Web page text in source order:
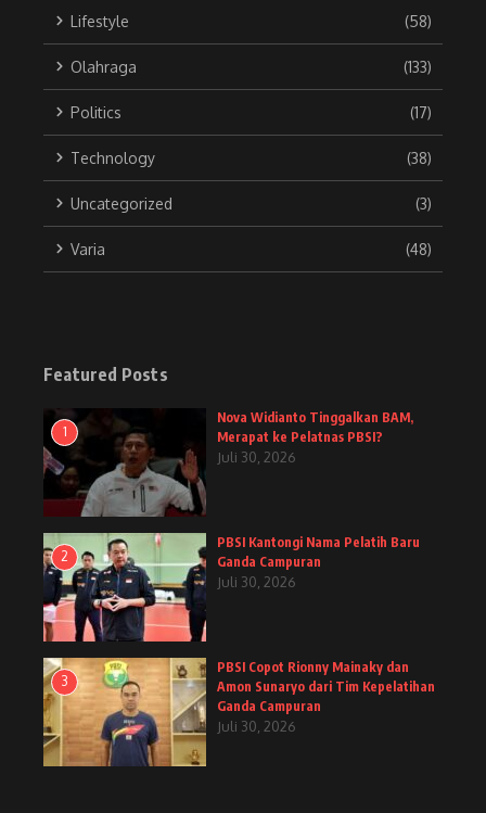
Lifestyle (58)
Olahraga (133)
Politics (17)
Technology (38)
Uncategorized (3)
Varia (48)
Featured Posts
1
Nova Widianto Tinggalkan BAM,
Merapat ke Pelatnas PBSI?
Juli 30, 2026
2
PBSI Kantongi Nama Pelatih Baru
Ganda Campuran
Juli 30, 2026
3
PBSI Copot Rionny Mainaky dan
Amon Sunaryo dari Tim Kepelatihan
Ganda Campuran
Juli 30, 2026